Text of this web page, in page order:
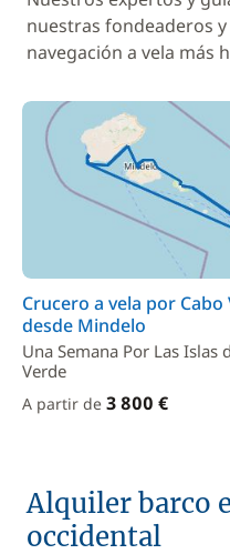
nuestras fondeaderos
navegación a vela más
Crucero a vela por Cabo
desde Mindelo
Una Semana Por Las Islas
Verde
A partir de 3 800 €
Alquiler barco
occidental